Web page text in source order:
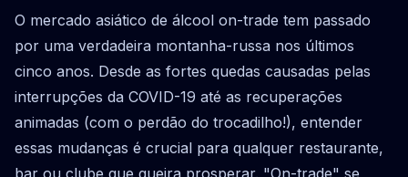
O mercado asiático de álcool on-trade tem passado
por uma verdadeira montanha-russa nos últimos
cinco anos. Desde as fortes quedas causadas pelas
interrupções da COVID-19 até as recuperações
animadas (com o perdão do trocadilho!), entender
essas mudanças é crucial para qualquer restaurante,
bar ou clube que queira prosperar. "On-trade" se